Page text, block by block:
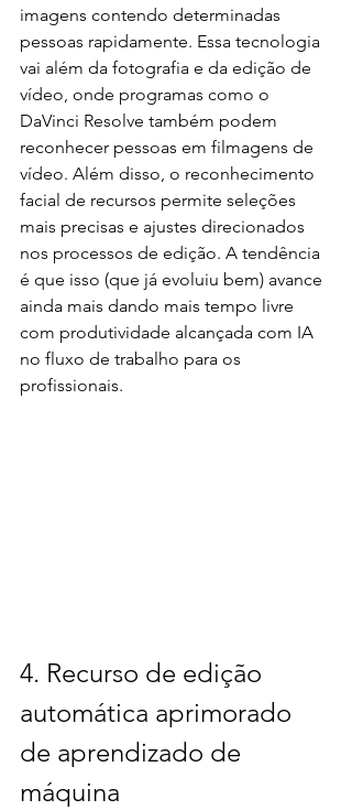
imagens contendo determinadas
pessoas rapidamente. Essa tecnologia
vai além da fotografia e da edição de
vídeo, onde programas como o
DaVinci Resolve também podem
reconhecer pessoas em filmagens de
vídeo. Além disso, o reconhecimento
facial de recursos permite seleções
mais precisas e ajustes direcionados
nos processos de edição. A tendência
é que isso (que já evoluiu bem) avance
ainda mais dando mais tempo livre
com produtividade alcançada com IA
no fluxo de trabalho para os
profissionais.
4. Recurso de edição
automática aprimorado
de aprendizado de
máquina